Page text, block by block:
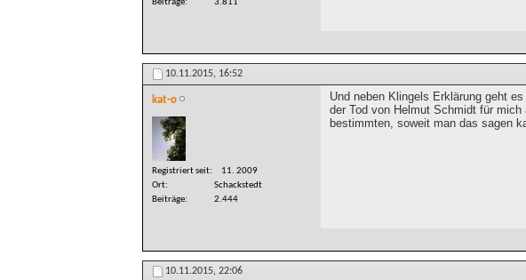
Beiträge
3.811
10.11.2015, 16:52
kat-o
Registriert seit
11. 2009
Ort
Schackstedt
Beiträge
2.444
Und neben Klingels Erklärung geht
der Tod von Helmut Schmidt für
bestimmten, soweit man das sagen
10.11.2015, 22:06